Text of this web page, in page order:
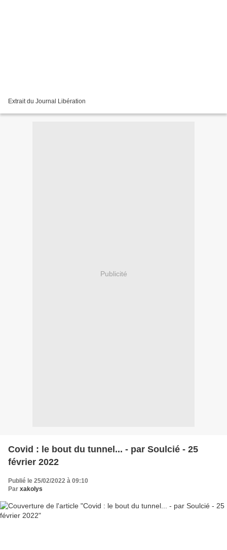
Extrait du Journal Libération
Publicité
Covid : le bout du tunnel... - par Soulcié - 25
février 2022
Publié le 25/02/2022 à 09:10
Par xakolys